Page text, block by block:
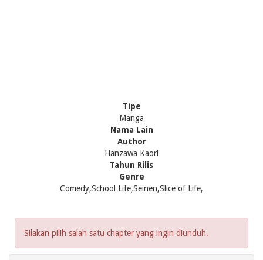
Tipe
Manga
Nama Lain
Author
Hanzawa Kaori
Tahun Rilis
Genre
Comedy,School Life,Seinen,Slice of Life,
Silakan pilih salah satu chapter yang ingin diunduh.